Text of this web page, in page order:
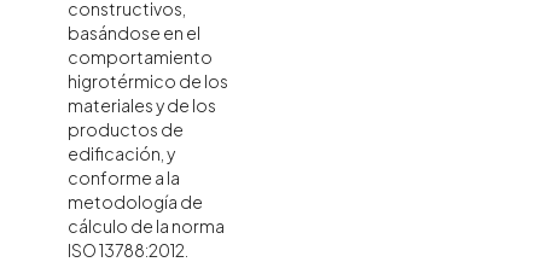
constructivos,
basándose en el
comportamiento
higrotérmico de los
materiales y de los
productos de
edificación, y
conforme a la
metodología de
cálculo de la norma
ISO 13788:2012.